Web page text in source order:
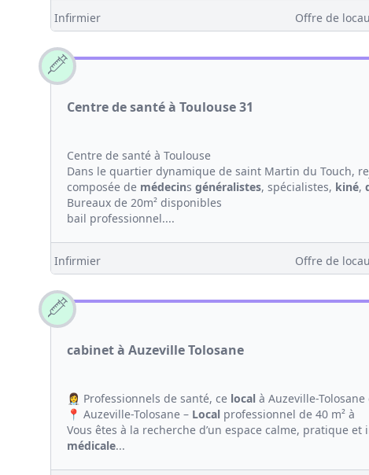
Infirmier Offre de
Centre de santé à Toulouse 31
Centre de santé à Toulouse
Dans le quartier dynamique de saint Martin du Touch,
composée de médecins généralistes, spécialistes, kiné,
Bureaux de 20m² disponibles
bail professionnel....
Infirmier Offre de
cabinet à Auzeville Tolosane
👩‍⚕️ Professionnels de santé, ce local à Auzeville-
📍 Auzeville-Tolosane – Local professionnel de 40 m² à
Vous êtes à la recherche d’un espace calme, pratique
médicale...